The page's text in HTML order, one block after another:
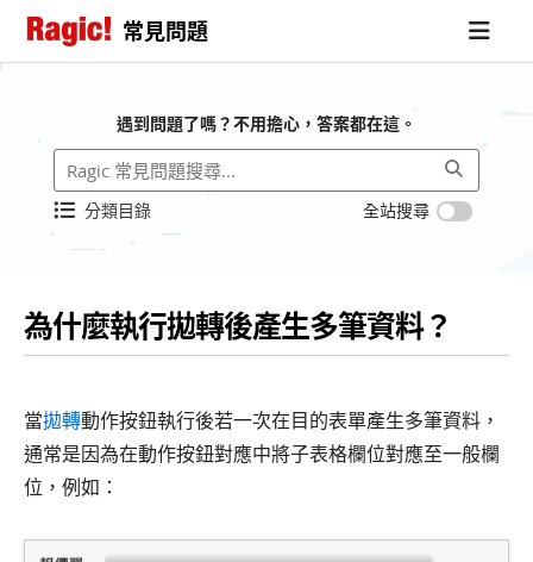
常見問題
遇到問題了嗎？不用擔心，答案都在這。
分類目錄 全站搜尋
為什麼執行拋轉後產生多筆資料？
當拋轉動作按鈕執行後若一次在目的表單產生多筆資料，
通常是因為在動作按鈕對應中將子表格欄位對應至一般欄
位，例如：